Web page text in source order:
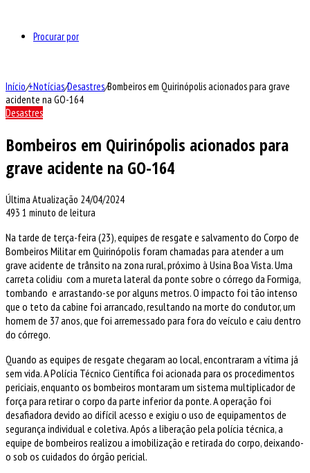
Procurar por
Início/+Notícias/Desastres/Bombeiros em Quirinópolis acionados para grave
acidente na GO-164
Desastres
Bombeiros em Quirinópolis acionados para
grave acidente na GO-164
Última Atualização 24/04/2024
493 1 minuto de leitura
Na tarde de terça-feira (23), equipes de resgate e salvamento do Corpo de
Bombeiros Militar em Quirinópolis foram chamadas para atender a um
grave acidente de trânsito na zona rural, próximo à Usina Boa Vista. Uma
carreta colidiu com a mureta lateral da ponte sobre o córrego da Formiga,
tombando e arrastando-se por alguns metros. O impacto foi tão intenso
que o teto da cabine foi arrancado, resultando na morte do condutor, um
homem de 37 anos, que foi arremessado para fora do veículo e caiu dentro
do córrego.
Quando as equipes de resgate chegaram ao local, encontraram a vítima já
sem vida. A Polícia Técnico Científica foi acionada para os procedimentos
periciais, enquanto os bombeiros montaram um sistema multiplicador de
força para retirar o corpo da parte inferior da ponte. A operação foi
desafiadora devido ao difícil acesso e exigiu o uso de equipamentos de
segurança individual e coletiva. Após a liberação pela polícia técnica, a
equipe de bombeiros realizou a imobilização e retirada do corpo, deixando-
o sob os cuidados do órgão pericial.